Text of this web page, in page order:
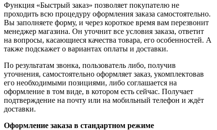
Функция «Быстрый заказ» позволяет покупателю не
проходить всю процедуру оформления заказа самостоятельно.
Вы заполняете форму, и через короткое время вам перезвонит
менеджер магазина. Он уточнит все условия заказа, ответит
на вопросы, касающиеся качества товара, его особенностей. А
также подскажет о вариантах оплаты и доставки.
По результатам звонка, пользователь либо, получив
уточнения, самостоятельно оформляет заказ, укомплектовав
его необходимыми позициями, либо соглашается на
оформление в том виде, в котором есть сейчас. Получает
подтверждение на почту или на мобильный телефон и ждёт
доставки.
Оформление заказа в стандартном режиме